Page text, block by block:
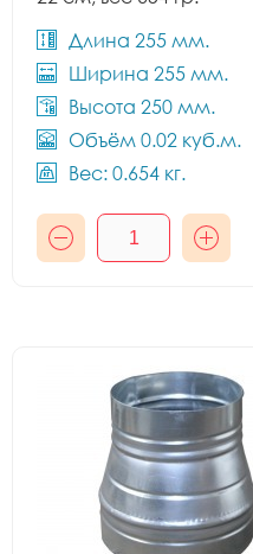
Длина 255 мм.
Ширина 255 мм.
Высота 250 мм.
Объём 0.02 куб.м.
Вес: 0.654 кг.